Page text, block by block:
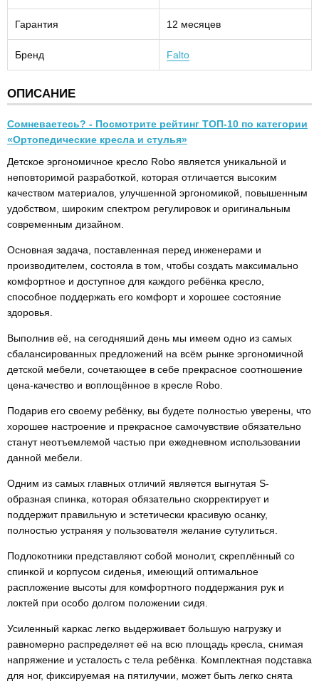
Гарантия 12 месяцев
Бренд Falto
ОПИСАНИЕ
Сомневаетесь? - Посмотрите рейтинг ТОП-10 по категории
«Ортопедические кресла и стулья»
Детское эргономичное кресло Robo является уникальной и
неповторимой разработкой, которая отличается высоким
качеством материалов, улучшенной эргономикой, повышенным
удобством, широким спектром регулировок и оригинальным
современным дизайном.
Основная задача, поставленная перед инженерами и
производителем, состояла в том, чтобы создать максимально
комфортное и доступное для каждого ребёнка кресло,
способное поддержать его комфорт и хорошее состояние
здоровья.
Выполнив её, на сегодняший день мы имеем одно из самых
сбалансированных предложений на всём рынке эргономичной
детской мебели, сочетающее в себе прекрасное соотношение
цена-качество и воплощённое в кресле Robo.
Подарив его своему ребёнку, вы будете полностью уверены, что
хорошее настроение и прекрасное самочувствие обязательно
станут неотъемлемой частью при ежедневном использовании
данной мебели.
Одним из самых главных отличий является выгнутая S-
образная спинка, которая обязательно скорректирует и
поддержит правильную и эстетически красивую осанку,
полностью устраняя у пользователя желание сутулиться.
Подлокотники представляют собой монолит, скреплённый со
спинкой и корпусом сиденья, имеющий оптимальное
распложение высоты для комфортного поддержания рук и
локтей при особо долгом положении сидя.
Усиленный каркас легко выдерживает большую нагрузку и
равномерно распределяет её на всю площадь кресла, снимая
напряжение и усталость с тела ребёнка. Комплектная подставка
для ног, фиксируемая на пятилучии, может быть легко снята